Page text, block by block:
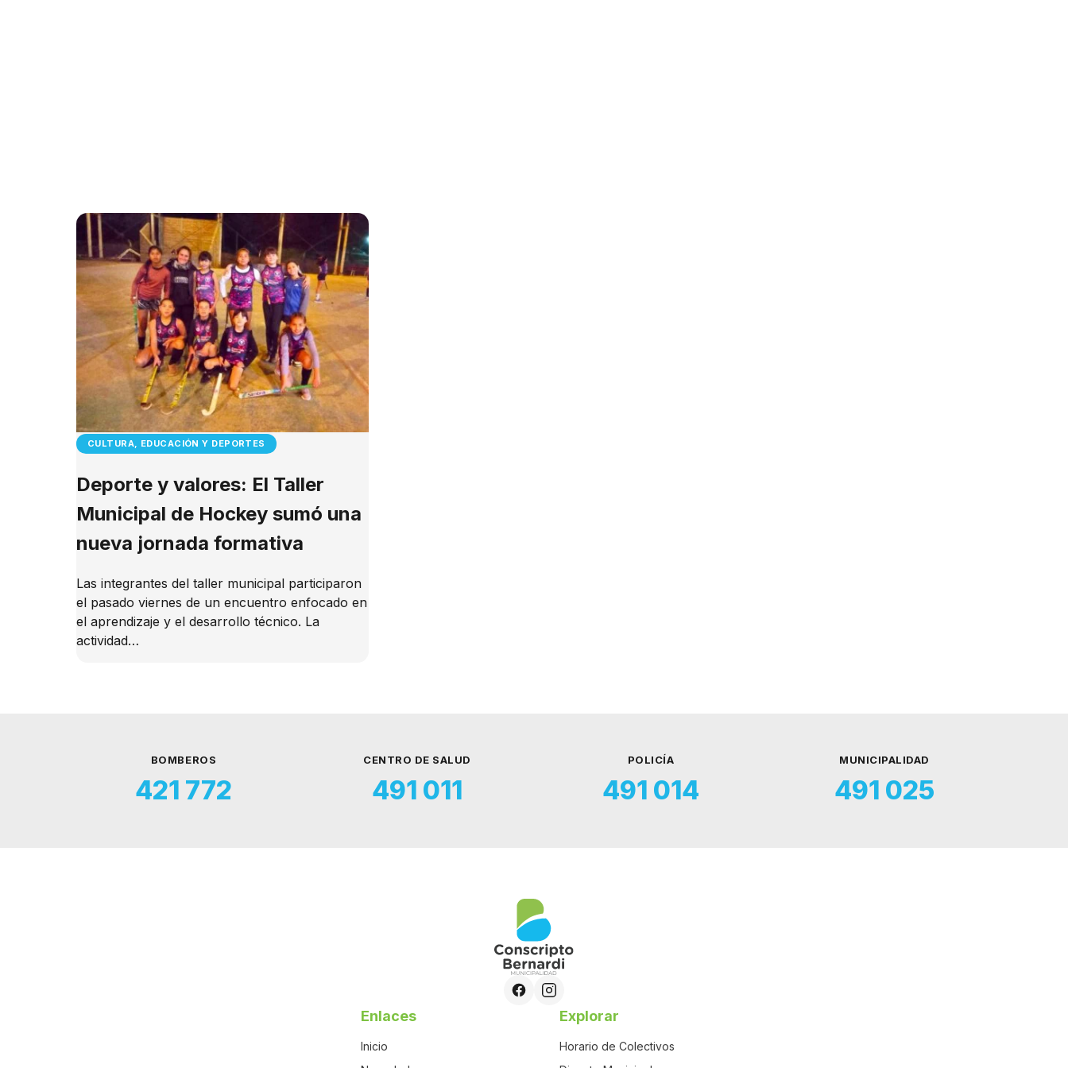
CULTURA, EDUCACIÓN Y DEPORTES
Deporte y valores: El Taller
Municipal de Hockey sumó una
nueva jornada formativa
Las integrantes del taller municipal participaron
el pasado viernes de un encuentro enfocado en
el aprendizaje y el desarrollo técnico. La
actividad…
BOMBEROS
421 772
CENTRO DE SALUD
491 011
POLICÍA
491 014
MUNICIPALIDAD
491 025
Enlaces
Inicio
Explorar
Horario de Colectivos